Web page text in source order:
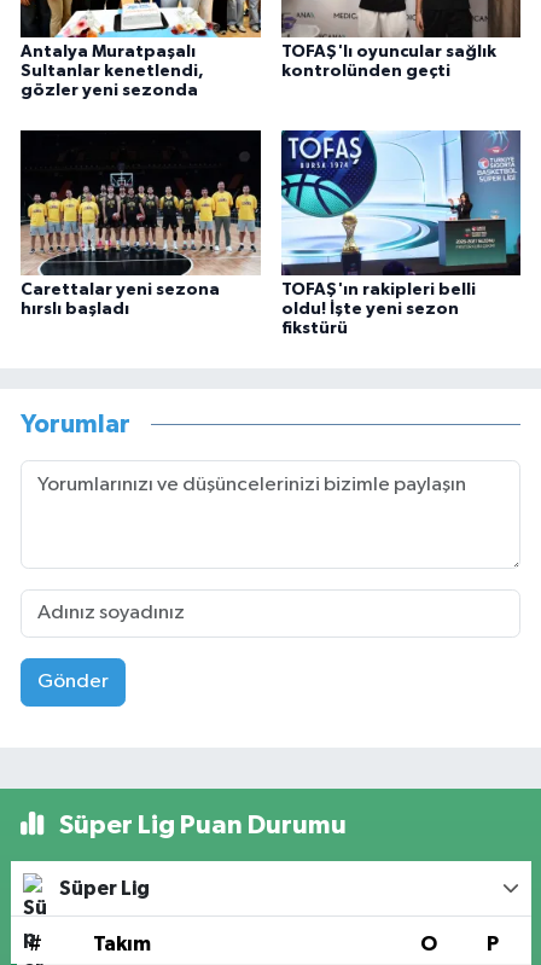
Antalya Muratpaşalı
Sultanlar kenetlendi,
gözler yeni sezonda
TOFAŞ'lı oyuncular sağlık
kontrolünden geçti
Carettalar yeni sezona
hırslı başladı
TOFAŞ'ın rakipleri belli
oldu! İşte yeni sezon
fikstürü
Yorumlar
Gönder
Süper Lig Puan Durumu
Süper Lig
# Takım O P